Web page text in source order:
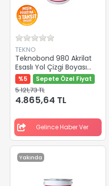
TEKNO
Teknobond 980 Akrilat
Esaslı Yol Çizgi Boyası
Sarı 25 Kg
%5 Sepete Özel Fiyat
5.121,73 TL
4.865,64 TL
Gelince Haber Ver
Yakında